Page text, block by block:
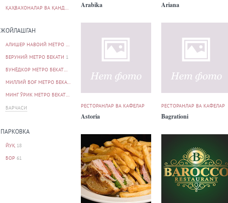
ҚАҲВАХОНАЛАР ВА ҚАНДОЛАТХОНАЛАР 1
ЖОЙЛАШГАН
АЛИШЕР НАВОИЙ МЕТРО БЕКАТИ
БЕРУНИЙ МЕТРО БЕКАТИ 1
БУНЁДКОР МЕТРО БЕКАТИ
МИЛЛИЙ БОҒ МЕТРО БЕКАТИ
МИНГ ЎРИК МЕТРО БЕКАТИ
БАРЧАСИ
ПАРКОВКА
ЙУҚ 18
БОР 61
Arabika Ariana
РЕСТОРАНЛАР ВА КАФЕЛАР
Astoria
РЕСТОРАНЛАР ВА КАФЕЛАР
Bagrationi